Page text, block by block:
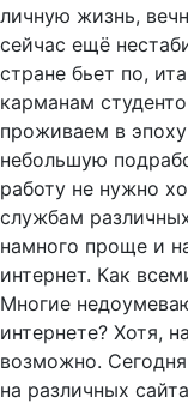
личную жизнь,
сейчас ещё
стране бьет по,
карманам
проживаем в
небольшую
работу не нужно
службам
намного проще и
интернет. Как
Многие
интернете? Хотя,
возможно.
на различных